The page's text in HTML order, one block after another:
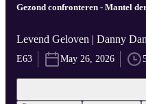
Gezond confronteren - Mantel
Levend Geloven | Danny
E63 May 26, 2026